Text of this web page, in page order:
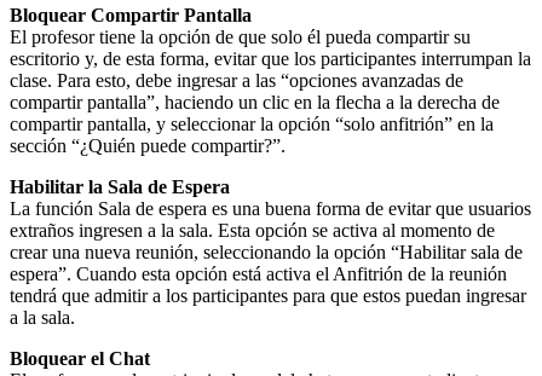
Bloquear Compartir Pantalla
El profesor tiene la opción de que solo él pueda compartir su
escritorio y, de esta forma, evitar que los participantes interrumpan la
clase. Para esto, debe ingresar a las “opciones avanzadas de
compartir pantalla”, haciendo un clic en la flecha a la derecha de
compartir pantalla, y seleccionar la opción “solo anfitrión” en la
sección “¿Quién puede compartir?”.
Habilitar la Sala de Espera
La función Sala de espera es una buena forma de evitar que usuarios
extraños ingresen a la sala. Esta opción se activa al momento de
crear una nueva reunión, seleccionando la opción “Habilitar sala de
espera”. Cuando esta opción está activa el Anfitrión de la reunión
tendrá que admitir a los participantes para que estos puedan ingresar
a la sala.
Bloquear el Chat